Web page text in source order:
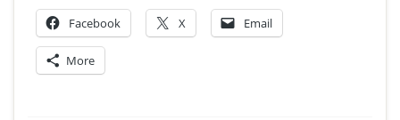
Facebook X Email
More